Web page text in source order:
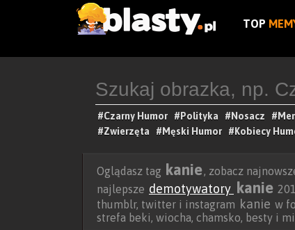
TOP
#Czarny Humor #Polityka #Nosacz
#Zwierzęta
#Męski Humor #Kobiecy
Oglądasz tag kanie, zobacz
najlepsze demotywatory kanie
thumblr, twitter i instagram kanie w
strefa beki, wiocha, chamsko, besty i